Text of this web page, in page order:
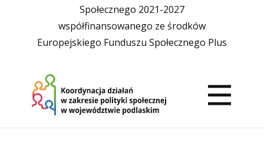
Społecznego 2021-2027
współfinansowanego ze środków
Europejskiego Funduszu Społecznego Plus
O Projekcie
Kontakt